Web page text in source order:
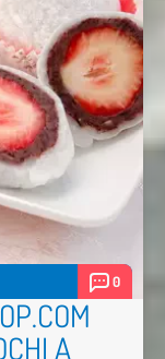
0
A